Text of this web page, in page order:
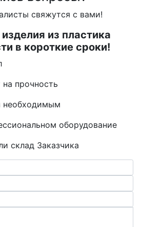
свяжутся с вами!
из пластика
в короткие сроки!
прочность
необходимым
оборудование
склад Заказчика